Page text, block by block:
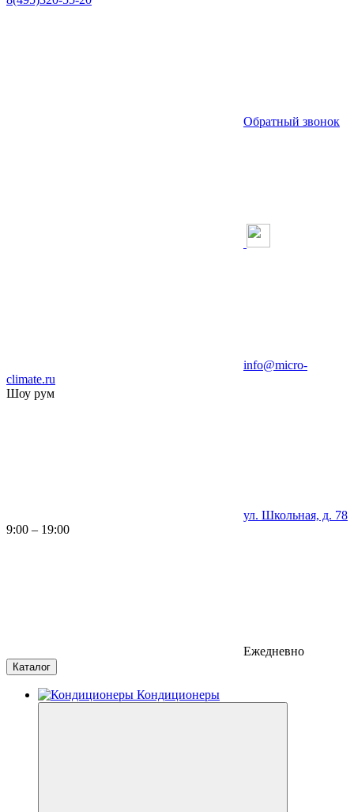
Обратный звонок
info@micro-
climate.ru
Шоу рум
ул. Школьная, д. 78
9:00 – 19:00
Ежедневно
Каталог
Кондиционеры